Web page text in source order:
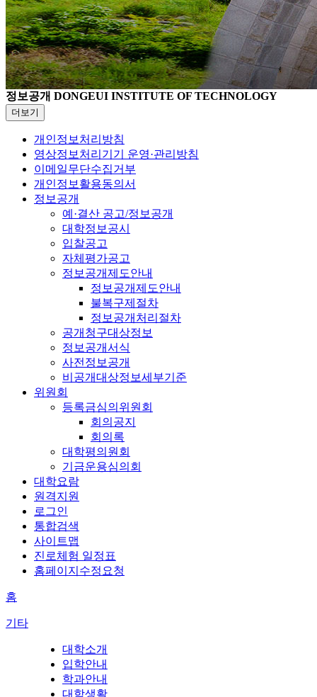
정보공개 DONGEUI INSTITUTE OF TECHNOLOGY
더보기
개인정보처리방침
영상정보처리기기 운영·관리방침
이메일무단수집거부
개인정보활용동의서
정보공개
예·결산 공고/정보공개
대학정보공시
입찰공고
자체평가공고
정보공개제도안내
정보공개제도안내
불복구제절차
정보공개처리절차
공개청구대상정보
정보공개서식
사전정보공개
비공개대상정보세부기준
위원회
등록금심의위원회
회의공지
회의록
대학평의원회
기금운용심의회
대학요람
원격지원
로그인
통합검색
사이트맵
진로체험 일정표
홈페이지수정요청
홈
기타
대학소개
입학안내
학과안내
대학생활